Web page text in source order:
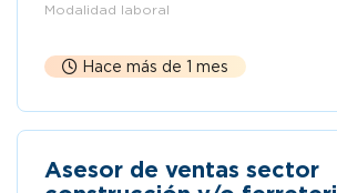
Modalidad laboral
Hace más de 1 mes
Asesor de ventas sector